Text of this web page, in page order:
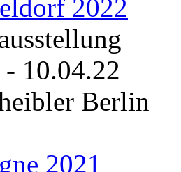
2022
- 10.04.22
Berlin
2021